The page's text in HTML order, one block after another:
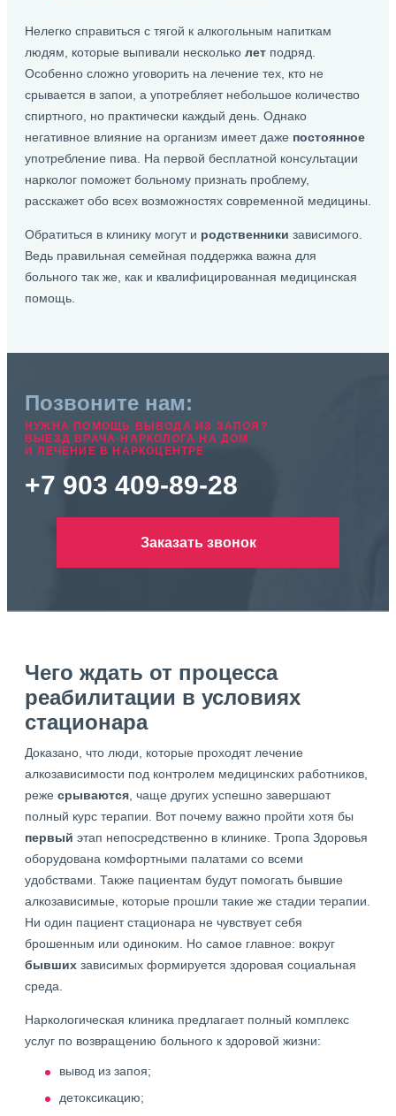
Нелегко справиться с тягой к алкогольным напиткам
людям, которые выпивали несколько лет подряд.
Особенно сложно уговорить на лечение тех, кто не
срывается в запои, а употребляет небольшое количество
спиртного, но практически каждый день. Однако
негативное влияние на организм имеет даже постоянное
употребление пива. На первой бесплатной консультации
нарколог поможет больному признать проблему,
расскажет обо всех возможностях современной медицины.
Обратиться в клинику могут и родственники зависимого.
Ведь правильная семейная поддержка важна для
больного так же, как и квалифицированная медицинская
помощь.
Позвоните нам:
НУЖНА ПОМОЩЬ ВЫВОДА ИЗ ЗАПОЯ?
ВЫЕЗД ВРАЧА-НАРКОЛОГА НА ДОМ
И ЛЕЧЕНИЕ В НАРКОЦЕНТРЕ
+7 903 409-89-28
Заказать звонок
Чего ждать от процесса
реабилитации в условиях
стационара
Доказано, что люди, которые проходят лечение
алкозависимости под контролем медицинских работников,
реже срываются , чаще других успешно завершают
полный курс терапии. Вот почему важно пройти хотя бы
первый этап непосредственно в клинике. Тропа Здоровья
оборудована комфортными палатами со всеми
удобствами. Также пациентам будут помогать бывшие
алкозависимые, которые прошли такие же стадии терапии.
Ни один пациент стационара не чувствует себя
брошенным или одиноким. Но самое главное: вокруг
бывших зависимых формируется здоровая социальная
среда.
Наркологическая клиника предлагает полный комплекс
услуг по возвращению больного к здоровой жизни:
вывод из запоя;
детоксикацию;